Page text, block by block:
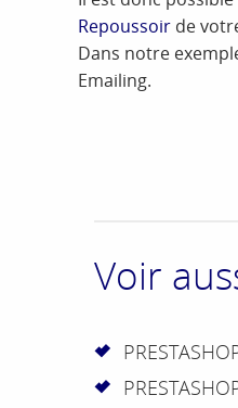
Repoussoir de
Dans notre
Emailing.
Voir